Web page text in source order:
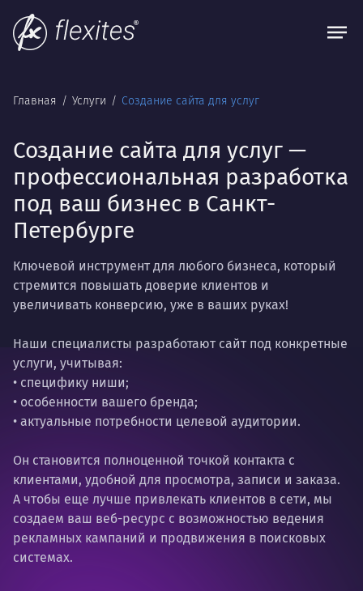
Главная Услуги Создание сайта для услуг
Создание сайта для услуг —
профессиональная разработка
под ваш бизнес в Санкт-
Петербурге
Ключевой инструмент для любого бизнеса, который
стремится повышать доверие клиентов и
увеличивать конверсию, уже в ваших руках!
Наши специалисты разработают сайт под конкретные
услуги, учитывая:
• специфику ниши;
• особенности вашего бренда;
• актуальные потребности целевой аудитории.
Он становится полноценной точкой контакта с
клиентами, удобной для просмотра, записи и заказа.
А чтобы еще лучше привлекать клиентов в сети, мы
создаем ваш веб-ресурс с возможностью ведения
рекламных кампаний и продвижения в поисковых
системах.